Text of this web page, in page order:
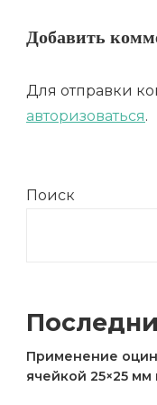
Добавить
Для отправки
авторизоваться.
Поиск
Применение
ячейкой 25×25